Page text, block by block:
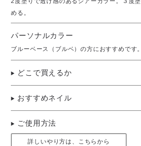
パーソナルカラー
ブルーベース（ブルベ）の方におすすめです。
どこで買えるか
おすすめネイル
ご使用方法
詳しいやり方は、こちらから